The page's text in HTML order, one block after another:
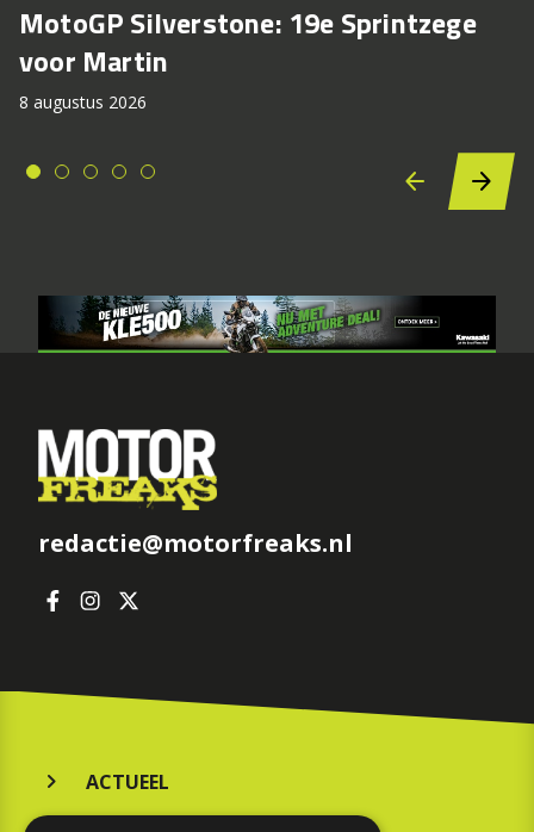
MotoGP Silverstone: 19e Sprintzege
voor Martin
8 augustus 2026
redactie@motorfreaks.nl
ACTUEEL